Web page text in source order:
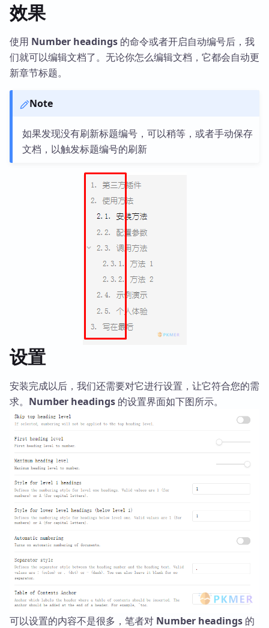
效果
使用 Number headings 的命令或者开启自动编号后，我
们就可以编辑文档了。无论你怎么编辑文档，它都会自动更
新章节标题。
Note
如果发现没有刷新标题编号，可以稍等，或者手动保存
文档，以触发标题编号的刷新
设置
安装完成以后，我们还需要对它进行设置，让它符合您的需
求。 Number headings 的设置界面如下图所示。
可以设置的内容不是很多，笔者对 Number headings 的